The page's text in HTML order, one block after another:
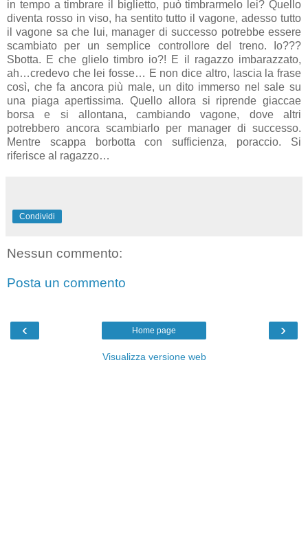
in tempo a timbrare il biglietto, può timbrarmelo lei? Quello
diventa rosso in viso, ha sentito tutto il vagone, adesso tutto
il vagone sa che lui, manager di successo potrebbe essere
scambiato per un semplice controllore del treno. Io???
Sbotta. E che glielo timbro io?! E il ragazzo imbarazzato,
ah…credevo che lei fosse… E non dice altro, lascia la frase
così, che fa ancora più male, un dito immerso nel sale su
una piaga apertissima. Quello allora si riprende giaccae
borsa e si allontana, cambiando vagone, dove altri
potrebbero ancora scambiarlo per manager di successo.
Mentre scappa borbotta con sufficienza, poraccio. Si
riferisce al ragazzo…
Condividi
Nessun commento:
Posta un commento
‹ ›
Home page
Visualizza versione web